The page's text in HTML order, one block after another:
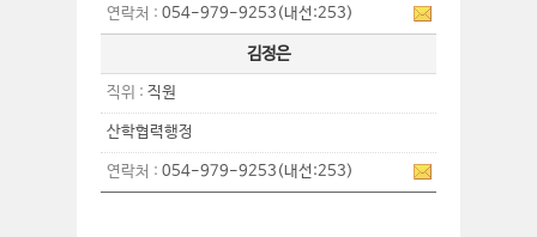
연락처 : 054-979-9253(내선:253)
김정은
직위 : 직원
산학협력행정
연락처 : 054-979-9253(내선:253)